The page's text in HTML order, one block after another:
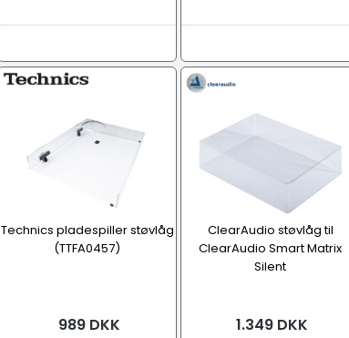
Technics pladespiller støvlåg
(TTFA0457)
989 DKK
ClearAudio støvlåg til
ClearAudio Smart Matrix
Silent
1.349 DKK